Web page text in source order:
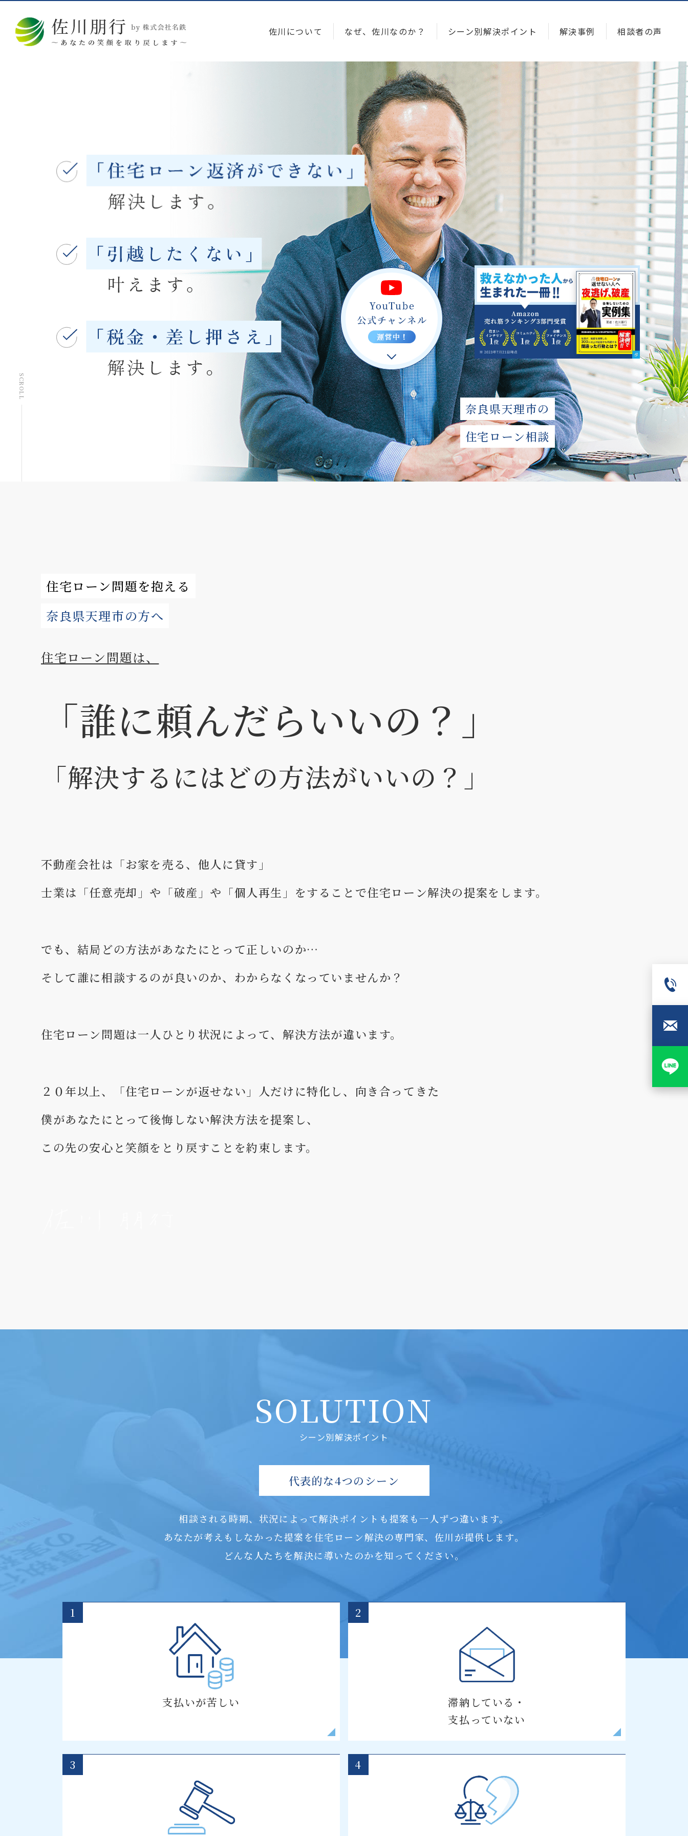
佐川について なぜ、佐川なのか？ シーン別解決ポイント 解決事例 相談者の声
SCROLL
奈良県天理市の
住宅ローン相談
住宅ローン問題を抱える
奈良県天理市の方へ
住宅ローン問題は、
「誰に頼んだらいいの？」
「解決するにはどの方法がいいの？」
不動産会社は「お家を売る、他人に貸す」
士業は「任意売却」や「破産」や「個人再生」をすることで住宅ローン解決の提案をします。
でも、結局どの方法があなたにとって正しいのか…
そして誰に相談するのが良いのか、わからなくなっていませんか？
住宅ローン問題は一人ひとり状況によって、解決方法が違います。
２０年以上、「住宅ローンが返せない」人だけに特化し、向き合ってきた
僕があなたにとって後悔しない解決方法を提案し、
この先の安心と笑顔をとり戻すことを約束します。
SOLUTION
シーン別解決ポイント
代表的な4つのシーン
相談される時期、状況によって解決ポイントも提案も一人ずつ違います。
あなたが考えもしなかった提案を住宅ローン解決の専門家、佐川が提供します。
どんな人たちを解決に導いたのかを知ってください。
1
支払いが苦しい
2
滞納している・
支払っていない
3 4